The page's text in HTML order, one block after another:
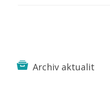
Archiv aktualit